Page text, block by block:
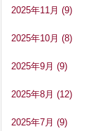
2025年11月 (9)
2025年10月 (8)
2025年9月 (9)
2025年8月 (12)
2025年7月 (9)